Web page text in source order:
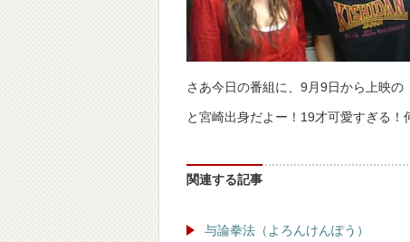
さあ今日の番組に、9月9日から上映
と宮崎出身だよー！19才可愛すぎる！
関連する記事
与論拳法（よろんけんぽう）